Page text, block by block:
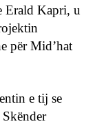
Erald Kapri, u
për Mid’hat
e tij se